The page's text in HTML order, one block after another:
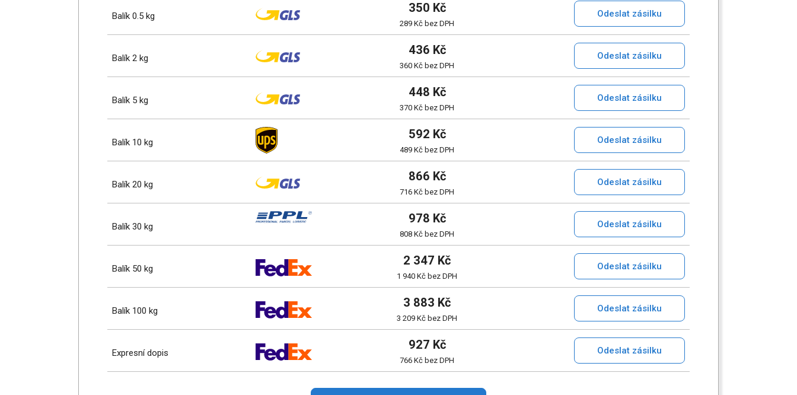
Balík 0.5 kg
350 Kč
289 Kč bez DPH
Odeslat zásilku
Balík 2 kg
436 Kč
360 Kč bez DPH
Odeslat zásilku
Balík 5 kg
448 Kč
370 Kč bez DPH
Odeslat zásilku
Balík 10 kg
592 Kč
489 Kč bez DPH
Odeslat zásilku
Balík 20 kg
866 Kč
716 Kč bez DPH
Odeslat zásilku
Balík 30 kg
978 Kč
808 Kč bez DPH
Odeslat zásilku
Balík 50 kg
2 347 Kč
1 940 Kč bez DPH
Odeslat zásilku
Balík 100 kg
3 883 Kč
3 209 Kč bez DPH
Odeslat zásilku
Expresní dopis
927 Kč
766 Kč bez DPH
Odeslat zásilku